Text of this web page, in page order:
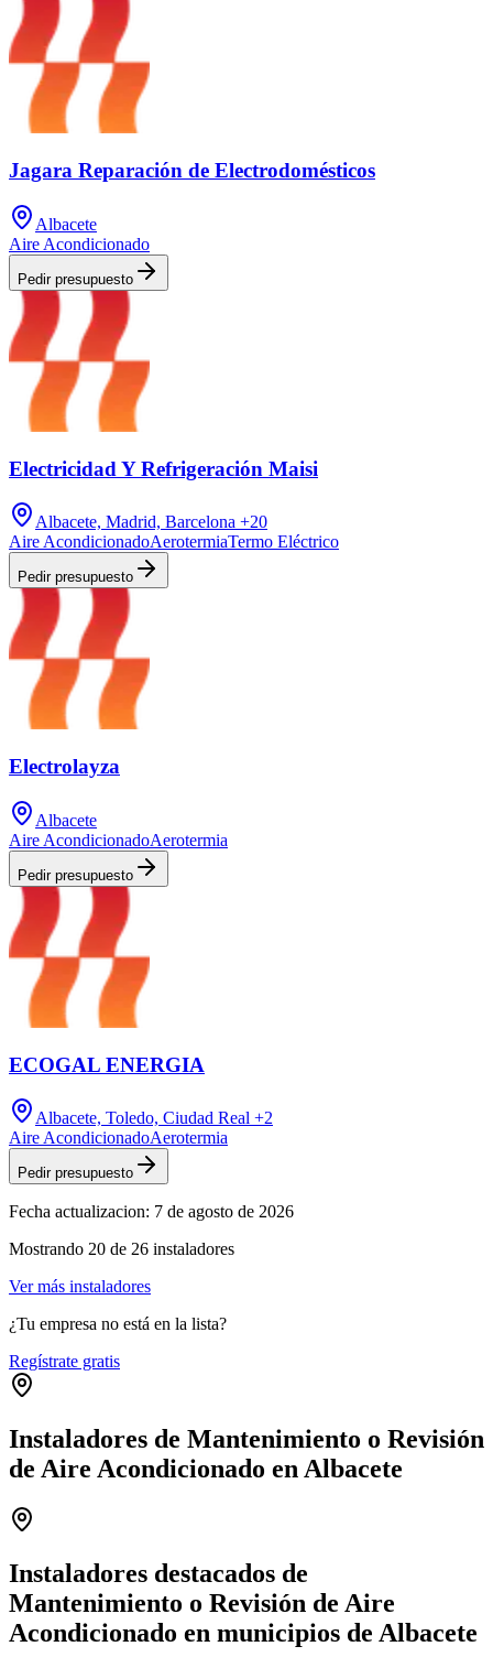
Jagara Reparación de Electrodomésticos
Albacete
Aire Acondicionado
Pedir presupuesto
Electricidad Y Refrigeración Maisi
Albacete, Madrid, Barcelona +20
Aire AcondicionadoAerotermiaTermo Eléctrico
Pedir presupuesto
Electrolayza
Albacete
Aire AcondicionadoAerotermia
Pedir presupuesto
ECOGAL ENERGIA
Albacete, Toledo, Ciudad Real +2
Aire AcondicionadoAerotermia
Pedir presupuesto
Fecha actualizacion: 7 de agosto de 2026
Mostrando 20 de 26 instaladores
Ver más instaladores
¿Tu empresa no está en la lista?
Regístrate gratis
Instaladores de Mantenimiento o Revisión
de Aire Acondicionado en Albacete
−
Instaladores destacados de
Mantenimiento o Revisión de Aire
Acondicionado en municipios de Albacete